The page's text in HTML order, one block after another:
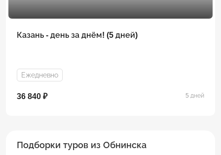
Казань - день за днём! (5 дней)
Ежедневно
36 840 ₽ 5 дней
Подборки туров из Обнинска